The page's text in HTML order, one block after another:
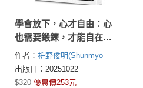
學會放下，心才自由：心
也需要鍛鍊，才能自在生
活。給所有感到疲憊、渴
望喘口氣的你——最簡單
卻最智慧的心靈療癒良
作者： 枡野俊明(Shunmyo
Masuno)
出版日：20251022
$320 優惠價253元